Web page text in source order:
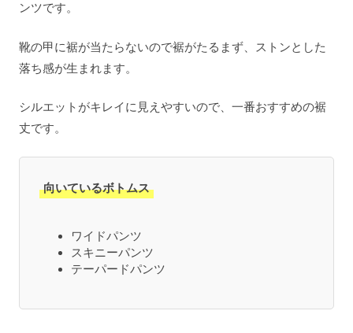
ンツです。
靴の甲に裾が当たらないので裾がたるまず、ストンとした
落ち感が生まれます。
シルエットがキレイに見えやすいので、一番おすすめの裾
丈です。
向いているボトムス
ワイドパンツ
スキニーパンツ
テーパードパンツ